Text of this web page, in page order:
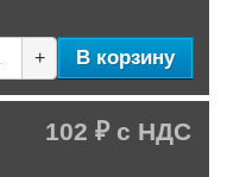
+ В корзину
102 ₽